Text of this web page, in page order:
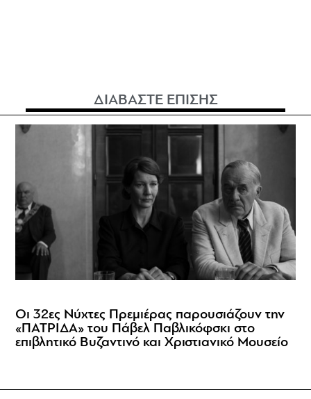
ΔΙΑΒΑΣΤΕ ΕΠΙΣΗΣ
Οι 32ες Νύχτες Πρεμιέρας παρουσιάζουν την
«ΠΑΤΡΙΔΑ» του Πάβελ Παβλικόφσκι στο
επιβλητικό Βυζαντινό και Χριστιανικό Μουσείο